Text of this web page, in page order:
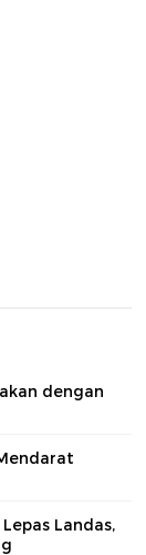
dengan
Landas,